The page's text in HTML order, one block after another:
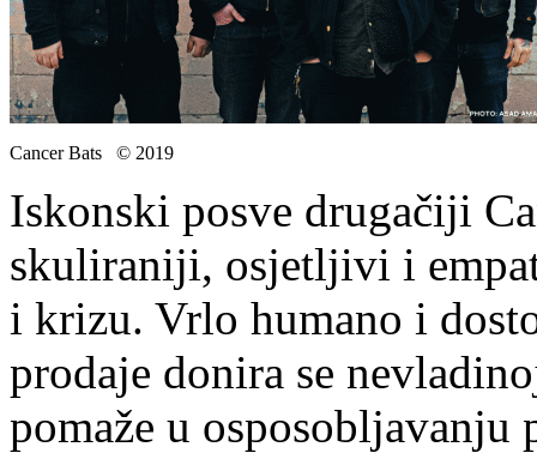
Cancer Bats © 2019
Iskonski posve drugačiji
skuliraniji, osjetljivi i
i krizu. Vrlo humano i
prodaje donira se
pomaže u